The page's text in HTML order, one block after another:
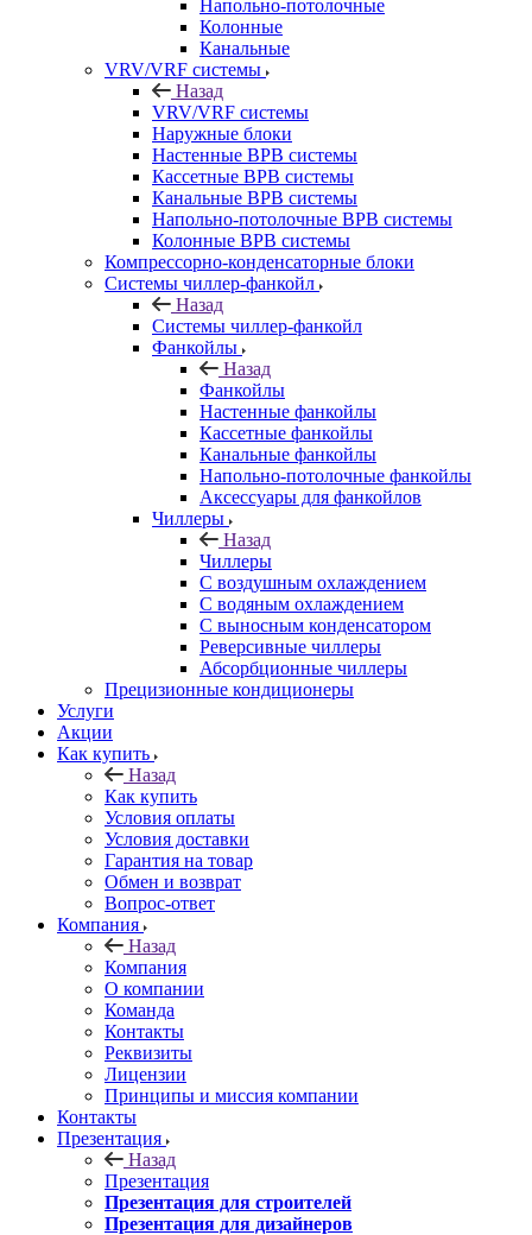
Напольно-потолочные
Колонные
Канальные
VRV/VRF системы
Назад
VRV/VRF системы
Наружные блоки
Настенные ВРВ системы
Кассетные ВРВ системы
Канальные ВРВ системы
Напольно-потолочные ВРВ системы
Колонные ВРВ системы
Компрессорно-конденсаторные блоки
Системы чиллер-фанкойл
Назад
Системы чиллер-фанкойл
Фанкойлы
Назад
Фанкойлы
Настенные фанкойлы
Кассетные фанкойлы
Канальные фанкойлы
Напольно-потолочные фанкойлы
Аксессуары для фанкойлов
Чиллеры
Назад
Чиллеры
С воздушным охлаждением
С водяным охлаждением
С выносным конденсатором
Реверсивные чиллеры
Абсорбционные чиллеры
Прецизионные кондиционеры
Услуги
Акции
Как купить
Назад
Как купить
Условия оплаты
Условия доставки
Гарантия на товар
Обмен и возврат
Вопрос-ответ
Компания
Назад
Компания
О компании
Команда
Контакты
Реквизиты
Лицензии
Принципы и миссия компании
Контакты
Презентация
Назад
Презентация
Презентация для строителей
Презентация для дизайнеров